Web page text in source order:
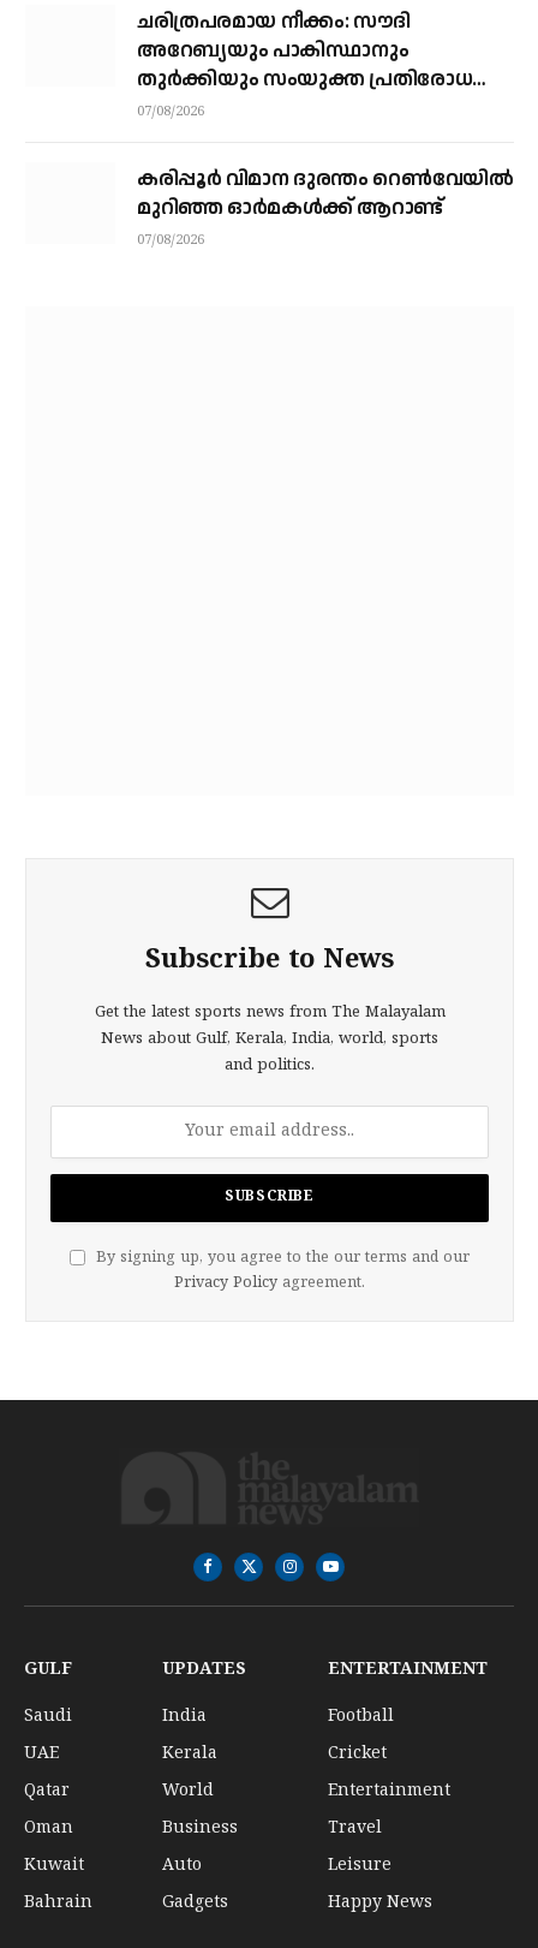
ചരിത്രപരമായ നീക്കം: സൗദി
അറേബ്യയും പാകിസ്ഥാനും
തുർക്കിയും സംയുക്ത പ്രതിരോധ
കരാറിൽ ഒപ്പുവെക്കുന്നു,
07/08/2026
കരിപ്പൂര്‍ വിമാന ദുരന്തം റെണ്‍വേയില്‍
മുറിഞ്ഞ ഓര്‍മകള്‍ക്ക് ആറാണ്ട്
07/08/2026
Subscribe to News
Get the latest sports news from The Malayalam
News about Gulf, Kerala, India, world, sports
and politics.
By signing up, you agree to the our terms and our
Privacy Policy agreement.
Facebook
X
(Twitter)
InstagramYouTube
GULF
Saudi
UAE
Qatar
Oman
Kuwait
Bahrain
UPDATES
India
Kerala
World
Business
Auto
Gadgets
ENTERTAINMENT
Football
Cricket
Entertainment
Travel
Leisure
Happy News